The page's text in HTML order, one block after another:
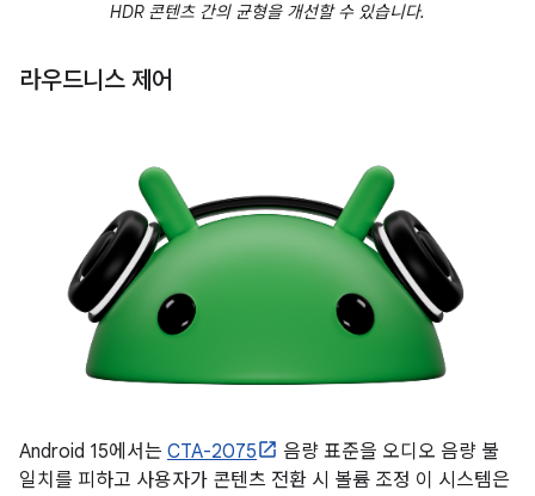
HDR 콘텐츠 간의 균형을 개선할 수 있습니다.
라우드니스 제어
Android 15에서는 CTA-2075
음량 표준을 오디오 음량 불
일치를 피하고 사용자가 콘텐츠 전환 시 볼륨 조정 이 시스템은